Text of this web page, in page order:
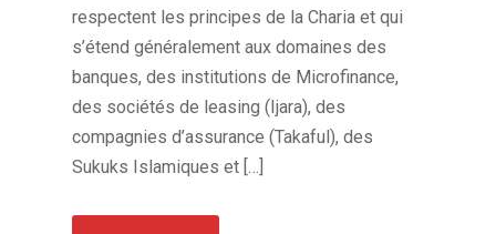
respectent les principes de la Charia et qui
s’étend généralement aux domaines des
banques, des institutions de Microfinance,
des sociétés de leasing (Ijara), des
compagnies d’assurance (Takaful), des
Sukuks Islamiques et […]